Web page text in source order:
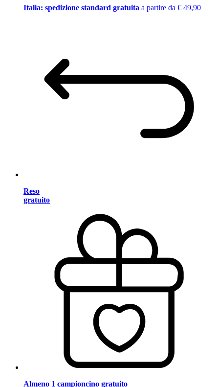
Italia: spedizione standard gratuita a partire da € 49,90
Reso
gratuito
Almeno 1 campioncino gratuito